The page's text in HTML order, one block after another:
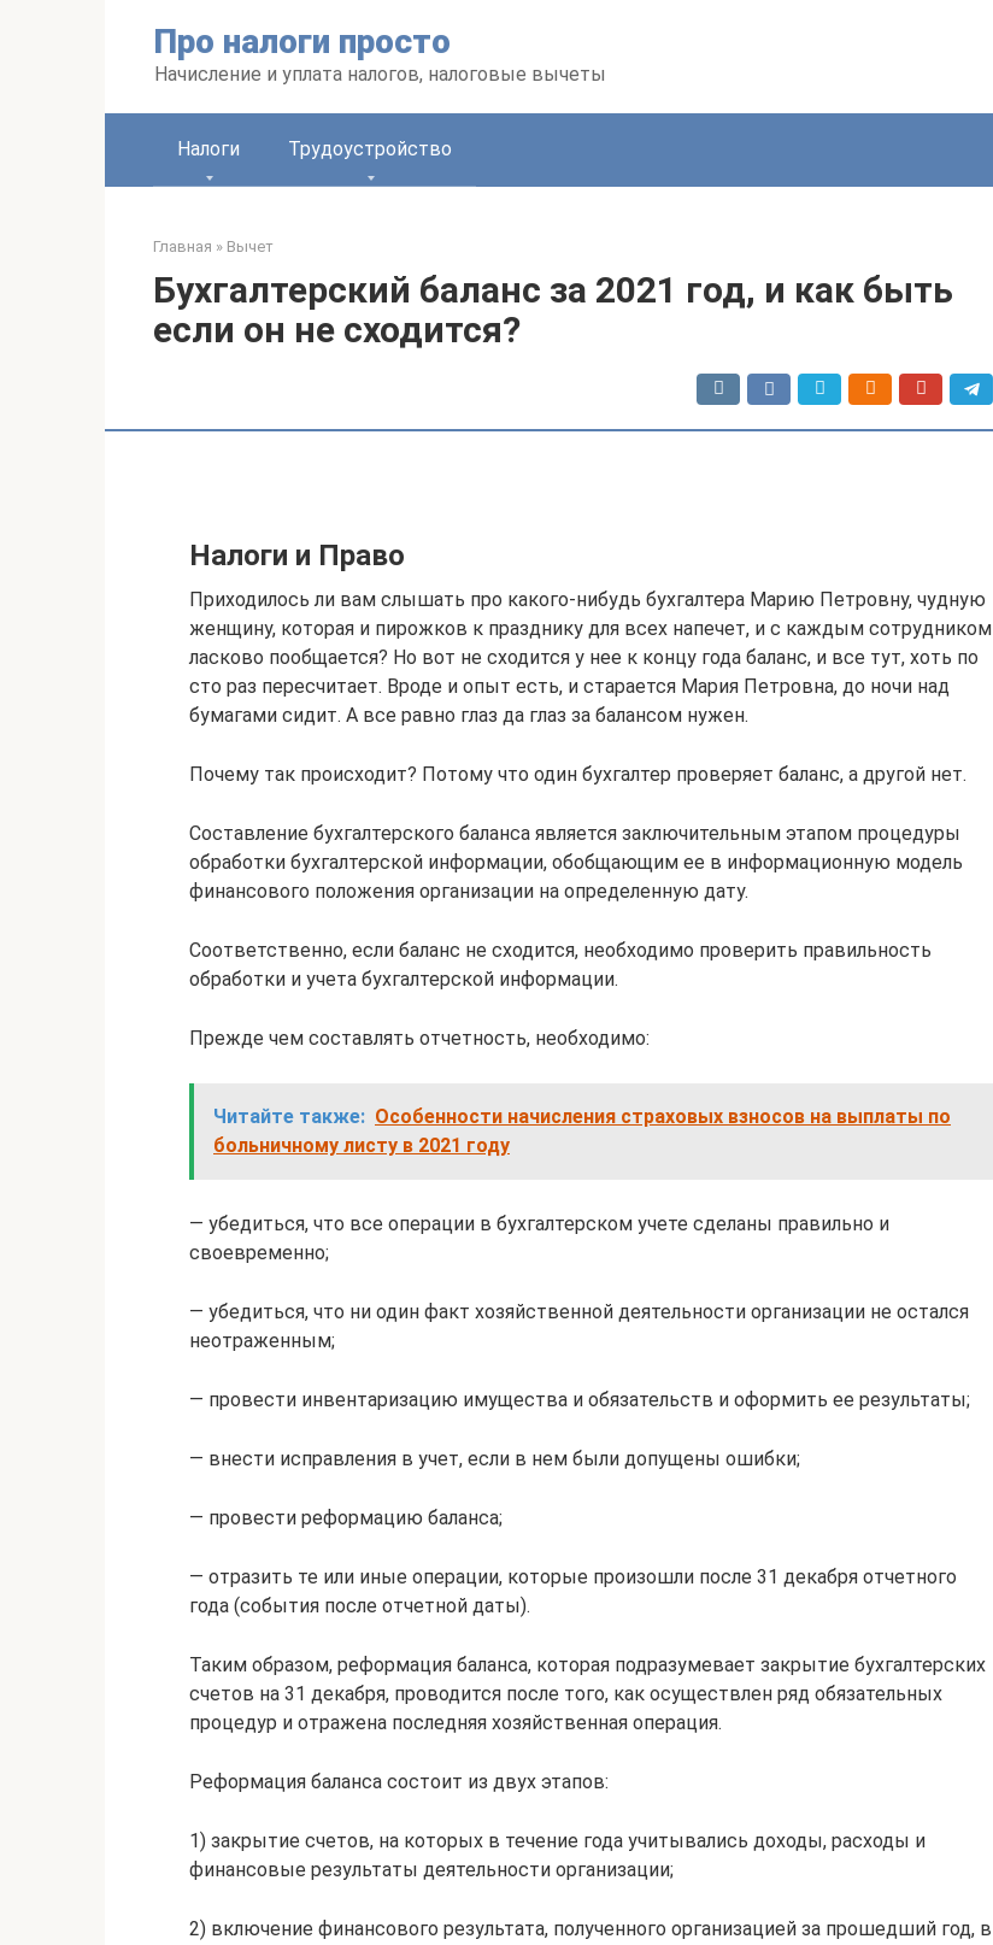
Про налоги просто
Начисление и уплата налогов, налоговые вычеты
Налоги Трудоустройство
Главная » Вычет
Бухгалтерский баланс за 2021 год, и как быть
если он не сходится?
Налоги и Право
Приходилось ли вам слышать про какого-нибудь бухгалтера Марию Петровну, чудную
женщину, которая и пирожков к празднику для всех напечет, и с каждым сотрудником
ласково пообщается? Но вот не сходится у нее к концу года баланс, и все тут, хоть по
сто раз пересчитает. Вроде и опыт есть, и старается Мария Петровна, до ночи над
бумагами сидит. А все равно глаз да глаз за балансом нужен.
Почему так происходит? Потому что один бухгалтер проверяет баланс, а другой нет.
Составление бухгалтерского баланса является заключительным этапом процедуры
обработки бухгалтерской информации, обобщающим ее в информационную модель
финансового положения организации на определенную дату.
Соответственно, если баланс не сходится, необходимо проверить правильность
обработки и учета бухгалтерской информации.
Прежде чем составлять отчетность, необходимо:
Читайте также: Особенности начисления страховых взносов на выплаты по
больничному листу в 2021 году
— убедиться, что все операции в бухгалтерском учете сделаны правильно и
своевременно;
— убедиться, что ни один факт хозяйственной деятельности организации не остался
неотраженным;
— провести инвентаризацию имущества и обязательств и оформить ее результаты;
— внести исправления в учет, если в нем были допущены ошибки;
— провести реформацию баланса;
— отразить те или иные операции, которые произошли после 31 декабря отчетного
года (события после отчетной даты).
Таким образом, реформация баланса, которая подразумевает закрытие бухгалтерских
счетов на 31 декабря, проводится после того, как осуществлен ряд обязательных
процедур и отражена последняя хозяйственная операция.
Реформация баланса состоит из двух этапов:
1) закрытие счетов, на которых в течение года учитывались доходы, расходы и
финансовые результаты деятельности организации;
2) включение финансового результата, полученного организацией за прошедший год, в